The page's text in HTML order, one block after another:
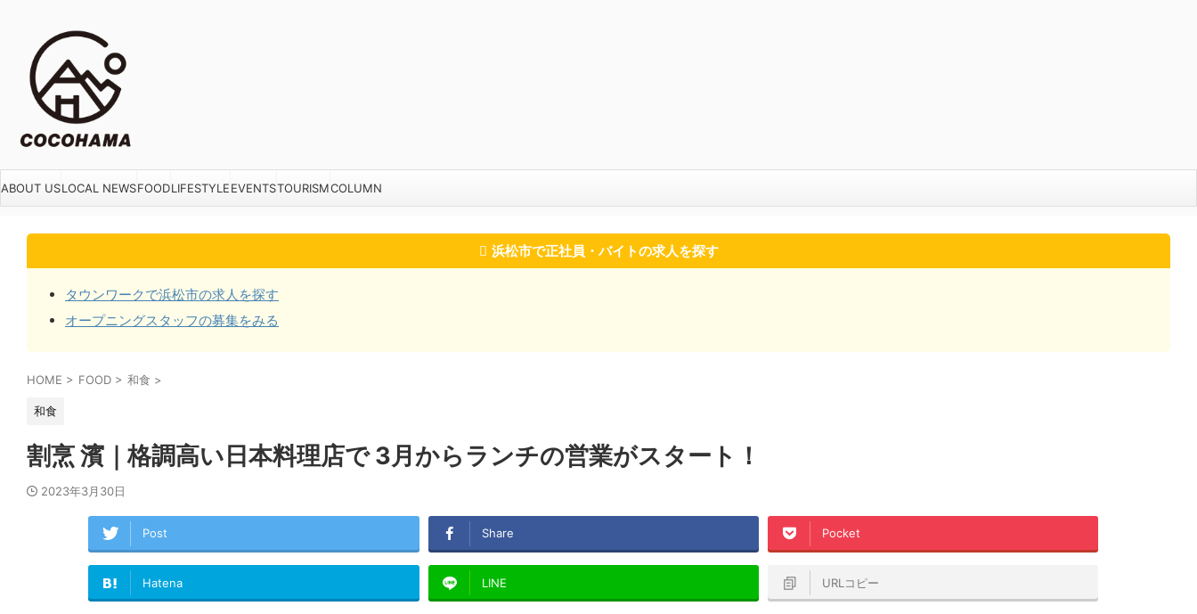
ABOUT USLOCAL NEWSFOODLIFESTYLEEVENTSTOURISMCOLUMN
浜松市で正社員・バイトの求人を探す
タウンワークで浜松市の求人を探す
オープニングスタッフの募集をみる
HOME > FOOD > 和食 >
和食
割烹 濱｜格調高い日本料理店で 3月からランチの営業がスタート！
2023年3月30日
Post Share Pocket
Hatena LINE URLコピー